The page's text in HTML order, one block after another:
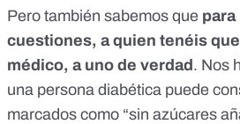
Pero también sabemos que para
cuestiones, a quien tenéis
médico, a uno de verdad. Nos
una persona diabética puede
marcados como “sin azúcares